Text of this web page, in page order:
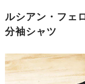
ルシアン・フェ
分袖シャツ